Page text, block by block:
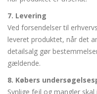
7. Levering
Ved forsendelser til
leveret produktet, når det
detailsalg gør
gældende.
8. Købers
Synlige fejl og mangler